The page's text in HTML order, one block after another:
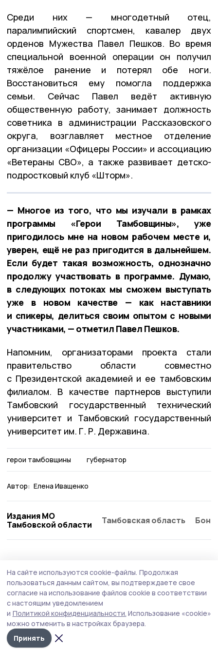
Среди них — многодетный отец,
паралимпийский спортсмен, кавалер двух
орденов Мужества Павел Пешков. Во время
специальной военной операции он получил
тяжёлое ранение и потерял обе ноги.
Восстановиться ему помогла поддержка
семьи. Сейчас Павел ведёт активную
общественную работу, занимает должность
советника в администрации Рассказовского
округа, возглавляет местное отделение
организации «Офицеры России» и ассоциацию
«Ветераны СВО», а также развивает детско-
подростковый клуб «Шторм».
— Многое из того, что мы изучали в рамках
программы «Герои Тамбовщины», уже
пригодилось мне на новом рабочем месте и,
уверен, ещё не раз пригодится в дальнейшем.
Если будет такая возможность, однозначно
продолжу участвовать в программе. Думаю,
в следующих потоках мы сможем выступать
уже в новом качестве — как наставники
и спикеры, делиться своим опытом с новыми
участниками, — отметил Павел Пешков.
Напомним, организаторами проекта стали
правительство области совместно
с Президентской академией и ее тамбовским
филиалом. В качестве партнеров выступили
Тамбовский государственный технический
университет и Тамбовский государственный
университет им. Г. Р. Державина.
герои тамбовщины губернатор
Автор: Елена Иващенко
Издания МО
Тамбовской области
Тамбовская область
На сайте используются cookie-файлы. Продолжая
пользоваться данным сайтом, вы подтверждаете свое
согласие на использование файлов cookie в соответствии
с настоящим уведомлением
и Политикой конфиденциальности. Использование «cookie»
можно отменить в настройках браузера.
Принять